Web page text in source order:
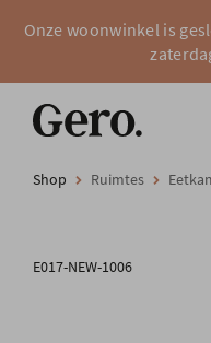
Onze woonwinkel is
Shop Ruimtes
E017-NEW-1006